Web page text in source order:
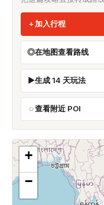
加入行程
在地图查看路线
生成 14 天玩法
查看附近 POI
+
−